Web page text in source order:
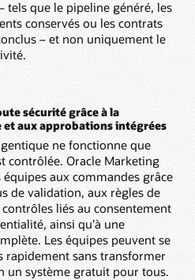
tels que le pipeline généré, les
conservés ou les contrats
– et non uniquement le
sécurité grâce à la
et aux approbations intégrées
ne fonctionne que
contrôlée. Oracle Marketing
aux commandes grâce
de validation, aux règles de
liés au consentement
ainsi qu’à une
Les équipes peuvent se
rapidement sans transformer
un système gratuit pour tous.